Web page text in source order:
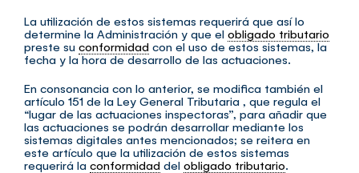
La utilización de estos sistemas requerirá que así lo
determine la Administración y que el obligado tributario
preste su conformidad con el uso de estos sistemas, la
fecha y la hora de desarrollo de las actuaciones.
En consonancia con lo anterior, se modifica también el
artículo 151 de la Ley General Tributaria , que regula el
“lugar de las actuaciones inspectoras”, para añadir que
las actuaciones se podrán desarrollar mediante los
sistemas digitales antes mencionados; se reitera en
este artículo que la utilización de estos sistemas
requerirá la conformidad del obligado tributario